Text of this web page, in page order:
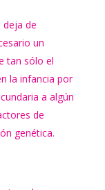
deja de
un
tan sólo el
la infancia por
a algún
de
genética.